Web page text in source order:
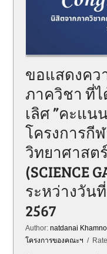
ขอแสดงค
ภาควิชา ที่
เลิศ ”คะแน
โครงการกี
วิทยาศาสต
(SCIENCE
ระหว่างวัน
2567
Author:natdanai
โครงการของคณะฯ /